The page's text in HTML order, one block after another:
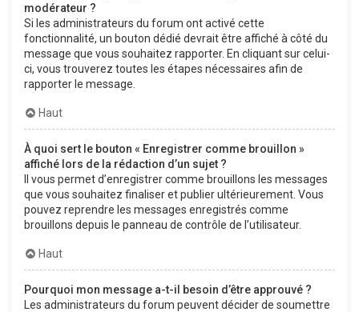
modérateur ?
Si les administrateurs du forum ont activé cette
fonctionnalité, un bouton dédié devrait être affiché à côté du
message que vous souhaitez rapporter. En cliquant sur celui-
ci, vous trouverez toutes les étapes nécessaires afin de
rapporter le message.
Haut
À quoi sert le bouton « Enregistrer comme brouillon »
affiché lors de la rédaction d’un sujet ?
Il vous permet d’enregistrer comme brouillons les messages
que vous souhaitez finaliser et publier ultérieurement. Vous
pouvez reprendre les messages enregistrés comme
brouillons depuis le panneau de contrôle de l’utilisateur.
Haut
Pourquoi mon message a-t-il besoin d’être approuvé ?
Les administrateurs du forum peuvent décider de soumettre